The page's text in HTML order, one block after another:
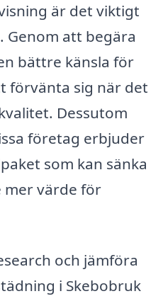
är det viktigt
att begära
bättre känsla för
förvänta sig när det
Dessutom
företag erbjuder
som kan sänka
mer värde för
och jämföra
i Skebobruk